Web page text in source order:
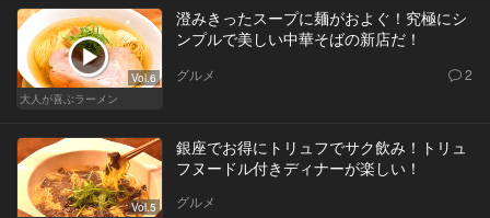
Vol.6
大人が喜ぶラーメン
澄みきったスープに麺がおよぐ！究極にシ
ンプルで美しい中華そばの新店だ！
グルメ 2
Vol.5
銀座でお得にトリュフでサク飲み！トリュ
フヌードル付きディナーが楽しい！
グルメ